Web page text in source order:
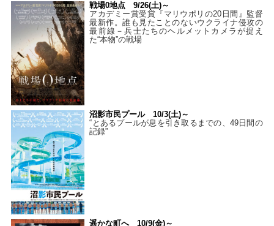
戦場0地点 9/26(土)～
アカデミー賞受賞『マリウポリの20日間』監督
最新作。誰も見たことのないウクライナ侵攻の
最前線－兵士たちのヘルメットカメラが捉え
た“本物”の戦場
沼影市民プール 10/3(土)～
“とあるプールが息を引き取るまでの、49日間の
記録”
遥かな町へ 10/9(金)～